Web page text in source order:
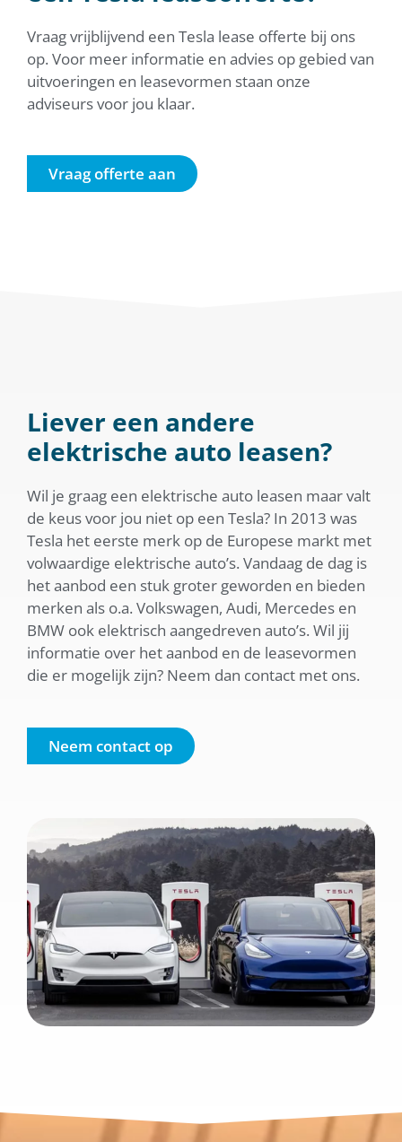
Vraag vrijblijvend een Tesla lease offerte bij ons
op. Voor meer informatie en advies op gebied van
uitvoeringen en leasevormen staan onze
adviseurs voor jou klaar.
Vraag offerte aan
Liever een andere
elektrische auto leasen?
Wil je graag een elektrische auto leasen maar valt
de keus voor jou niet op een Tesla? In 2013 was
Tesla het eerste merk op de Europese markt met
volwaardige elektrische auto’s. Vandaag de dag is
het aanbod een stuk groter geworden en bieden
merken als o.a. Volkswagen, Audi, Mercedes en
BMW ook elektrisch aangedreven auto’s. Wil jij
informatie over het aanbod en de leasevormen
die er mogelijk zijn? Neem dan contact met ons.
Neem contact op